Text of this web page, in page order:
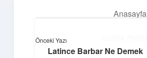
Anasayfa
Önceki Yazı
Latince Barbar Ne Demek